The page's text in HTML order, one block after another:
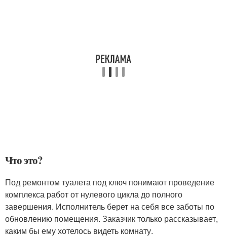
Что это?
Под ремонтом туалета под ключ понимают проведение
комплекса работ от нулевого цикла до полного
завершения. Исполнитель берет на себя все заботы по
обновлению помещения. Заказчик только рассказывает,
каким бы ему хотелось видеть комнату.